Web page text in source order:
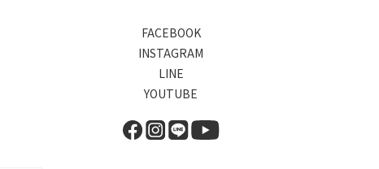
FACEBOOK
INSTAGRAM
LINE
YOUTUBE